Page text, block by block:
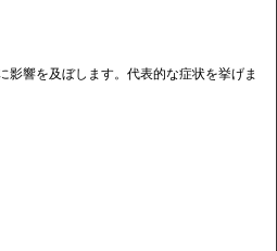
影響を及ぼします。代表的な症状を挙げま